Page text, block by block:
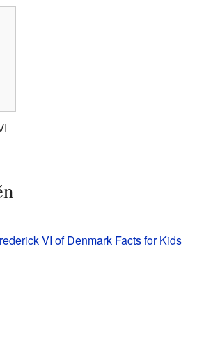
VI of Denmark Facts for Kids